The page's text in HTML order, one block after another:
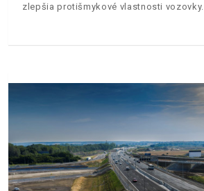
zlepšia protišmykové vlastnosti vozovky.